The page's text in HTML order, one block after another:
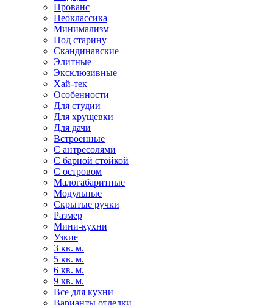
Прованс
Неоклассика
Минимализм
Под старину
Скандинавские
Элитные
Эксклюзивные
Хай-тек
Особенности
Для студии
Для хрущевки
Для дачи
Встроенные
С антресолями
С барной стойкой
С островом
Малогабаритные
Модульные
Скрытые ручки
Размер
Мини-кухни
Узкие
3 кв. м.
5 кв. м.
6 кв. м.
9 кв. м.
Все для кухни
Варианты отделки